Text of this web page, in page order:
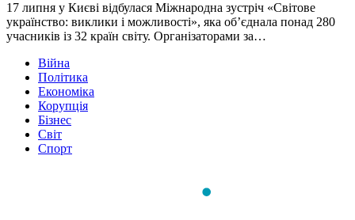
17 липня у Києві відбулася Міжнародна зустріч «Світове
українство: виклики і можливості», яка об’єднала понад 280
учасників із 32 країн світу. Організаторами за…
Війна
Політика
Економіка
Корупція
Бізнес
Світ
Спорт